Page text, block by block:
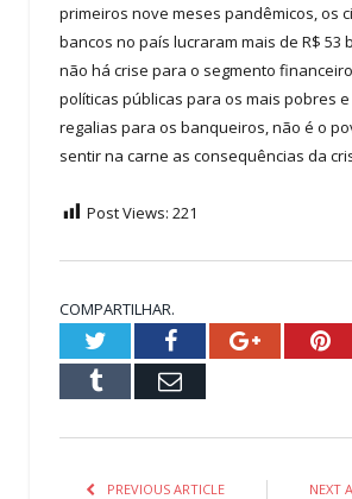
primeiros nove meses pandêmicos, os
bancos no país lucraram mais de R$ 53
não há crise para o segmento
políticas públicas para os mais pobres
regalias para os banqueiros, não é o
sentir na carne as consequências da
Post Views: 221
COMPARTILHAR.
TwitterFacebookGoogle+
Tumblr Email
PREVIOUS ARTICLE NEXT